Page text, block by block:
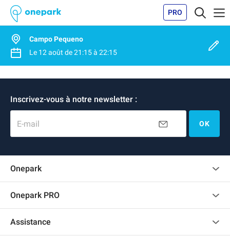
PRO
Campo Pequeno
Le 12 août de21:15à 22:15
Inscrivez-vous à notre newsletter :
E-mail OK
Onepark
Recrutement
Onepark PRO
Assistance